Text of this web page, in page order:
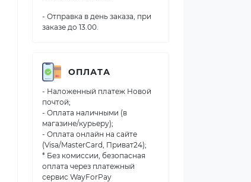
- Отправка в день заказа, при
заказе до 13.00.
ОПЛАТА
- Наложенный платеж Новой
почтой;
- Оплата наличными (в
магазине/курьеру);
- Оплата онлайн на сайте
(Visa/MasterCard, Приват24);
* Без комиссии, безопасная
оплата через платежный
сервис WayForPay